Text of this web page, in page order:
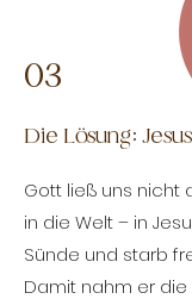
03
Die Lösung: Jesus
Gott ließ uns nicht
in die Welt – in
Sünde und starb
Damit nahm er